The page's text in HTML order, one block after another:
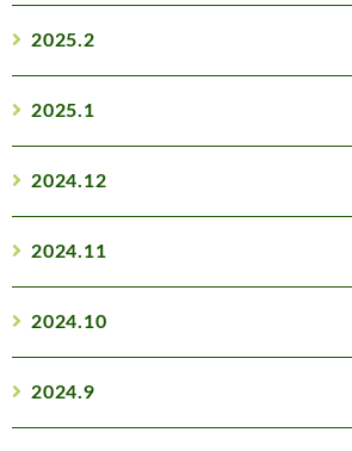
2025.2
2025.1
2024.12
2024.11
2024.10
2024.9